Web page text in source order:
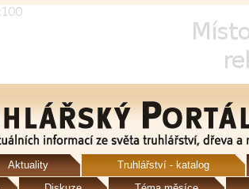
Aktuality Truhlářství - katalog